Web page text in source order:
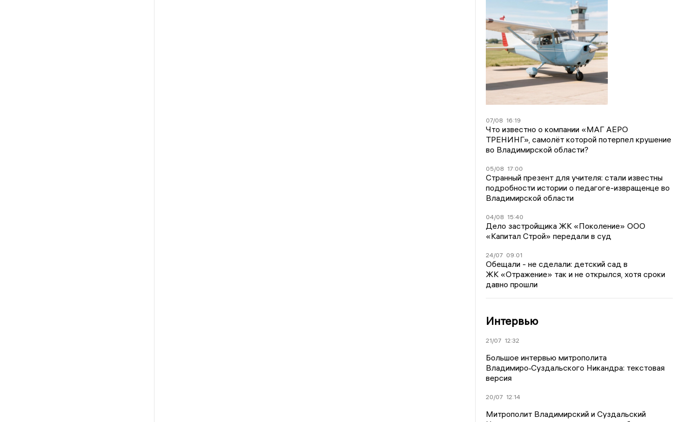
07/08 16:19
Что известно о компании «МАГ АЕРО
ТРЕНИНГ», самолёт которой потерпел крушение
во Владимирской области?
05/08 17:00
Странный презент для учителя: стали известны
подробности истории о педагоге-извращенце во
Владимирской области
04/08 15:40
Дело застройщика ЖК «Поколение» ООО
«Капитал Строй» передали в суд
24/07 09:01
Обещали - не сделали: детский сад в
ЖК «Отражение» так и не открылся, хотя сроки
давно прошли
Интервью
21/07 12:32
Большое интервью митрополита
Владимиро‑Суздальского Никандра: текстовая
версия
20/07 12:14
Митрополит Владимирский и Суздальский